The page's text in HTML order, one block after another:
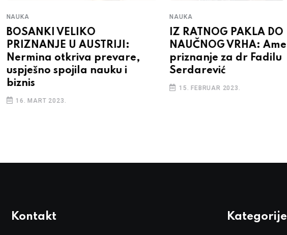
NAUKA
BOSANKI VELIKO
PRIZNANJE U AUSTRIJI:
Nermina otkriva prevare,
uspješno spojila nauku i
biznis
16. MART 2023.
NAUKA
IZ RATNOG PAKLA DO
NAUČNOG VRHA:
priznanje za dr Fadilu
Serdarević
15. FEBRUAR 2023.
Kontakt Kategorije